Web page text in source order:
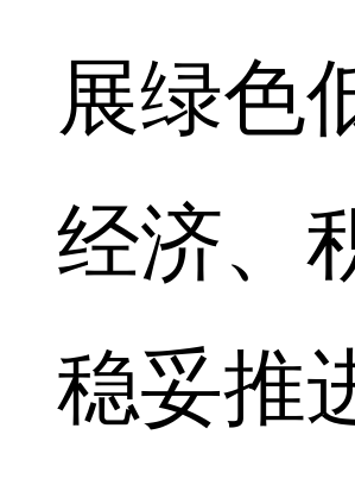
展绿色
经济、
稳妥推